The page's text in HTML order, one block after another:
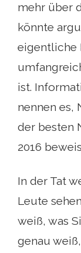
mehr über
könnte
eigentliche
ist.
nennen es,
der besten
2016
In der Tat
Leute
weiß, was
genau